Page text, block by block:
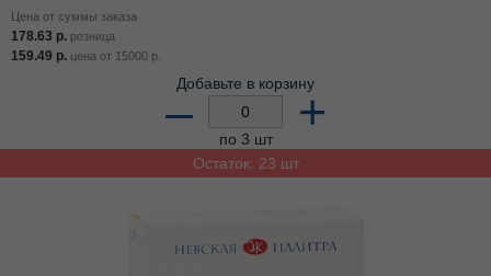
Цена от суммы заказа
178.63 р. розница
159.49 р. цена от 15000 р.
Добавьте в корзину
– +
по 3 шт
Остаток: 23 шт